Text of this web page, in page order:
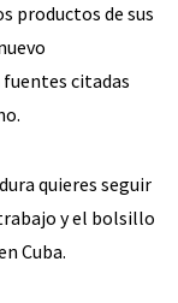
productos de sus
citadas
quieres seguir
y el bolsillo
Cuba.